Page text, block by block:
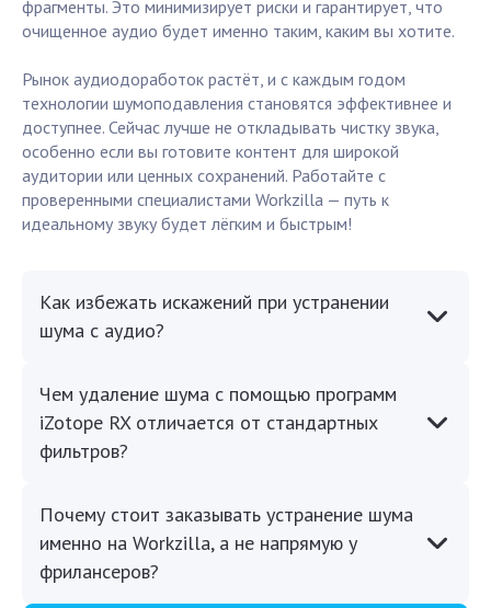
фрагменты. Это минимизирует риски и гарантирует, что
очищенное аудио будет именно таким, каким вы хотите.
Рынок аудиодоработок растёт, и с каждым годом
технологии шумоподавления становятся эффективнее и
доступнее. Сейчас лучше не откладывать чистку звука,
особенно если вы готовите контент для широкой
аудитории или ценных сохранений. Работайте с
проверенными специалистами Workzilla — путь к
идеальному звуку будет лёгким и быстрым!
Как избежать искажений при устранении
шума с аудио?
Чем удаление шума с помощью программ
iZotope RX отличается от стандартных
фильтров?
Почему стоит заказывать устранение шума
именно на Workzilla, а не напрямую у
фрилансеров?